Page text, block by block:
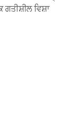
ਵਿਸ਼ਾ